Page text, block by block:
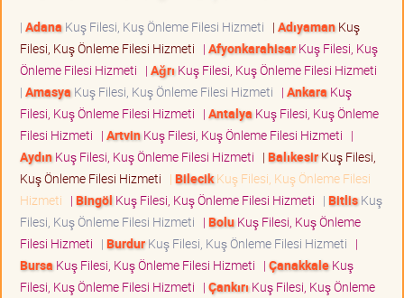
| Adana Kuş Filesi, Kuş Önleme Filesi Hizmeti | AdıyamanKuş
Filesi, Kuş Önleme Filesi Hizmeti | AfyonkarahisarKuş Filesi, Kuş
Önleme Filesi Hizmeti | Ağrı Kuş Filesi, Kuş Önleme Filesi Hizmeti
| Amasya Kuş Filesi, Kuş Önleme Filesi Hizmeti | Ankara Kuş
Filesi, Kuş Önleme Filesi Hizmeti | Antalya Kuş Filesi, Kuş Önleme
Filesi Hizmeti | ArtvinKuş Filesi, Kuş Önleme Filesi Hizmeti |
AydınKuş Filesi, Kuş Önleme Filesi Hizmeti | BalıkesirKuş Filesi,
Kuş Önleme Filesi Hizmeti | BilecikKuş Filesi, Kuş Önleme Filesi
Hizmeti | Bingöl Kuş Filesi, Kuş Önleme Filesi Hizmeti | BitlisKuş
Filesi, Kuş Önleme Filesi Hizmeti | BoluKuş Filesi, Kuş Önleme
Filesi Hizmeti | BurdurKuş Filesi, Kuş Önleme Filesi Hizmeti |
Bursa Kuş Filesi, Kuş Önleme Filesi Hizmeti | ÇanakkaleKuş
Filesi, Kuş Önleme Filesi Hizmeti | Çankırı Kuş Filesi, Kuş Önleme